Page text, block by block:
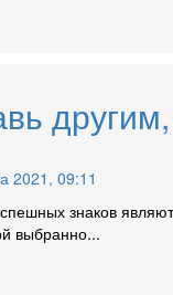
2021, 09:11
знаков
выбранно...